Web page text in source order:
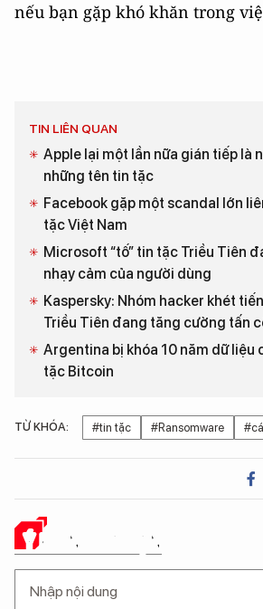
nếu bạn gặp khó khăn trong
TIN LIÊN QUAN
Apple lại một lần nữa gián tiếp là
những tên tin tặc
Facebook gặp một scandal lớn
tặc Việt Nam
Microsoft “tố” tin tặc Triều Tiên
nhạy cảm của người dùng
Kaspersky: Nhóm hacker khét
Triều Tiên đang tăng cường tấn
Argentina bị khóa 10 năm dữ liệu
tặc Bitcoin
TỪ KHÓA: #tin tặc #Ransomware
Ý KIẾN CỦA BẠN